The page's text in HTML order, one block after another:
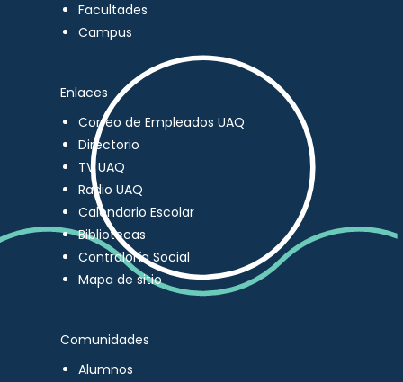
Facultades
Campus
Enlaces
Correo de Empleados UAQ
Directorio
TV UAQ
Radio UAQ
Calendario Escolar
Bibliotecas
Contraloría Social
Mapa de sitio
Comunidades
Alumnos